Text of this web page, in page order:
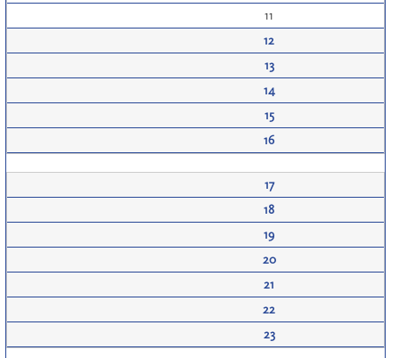
11
12
13
14
15
16
17
18
19
20
21
22
23